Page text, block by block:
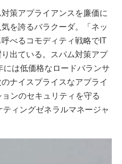
策アプライアンスを廉価に
を誇るバラクーダ。「ネッ
べるコモディティ戦略でIT
出ている。スパム対策アプ
は低価格なロードバランサ
ナイスプライスなアプライ
ンのセキュリティを守る
ィングゼネラルマネージャ